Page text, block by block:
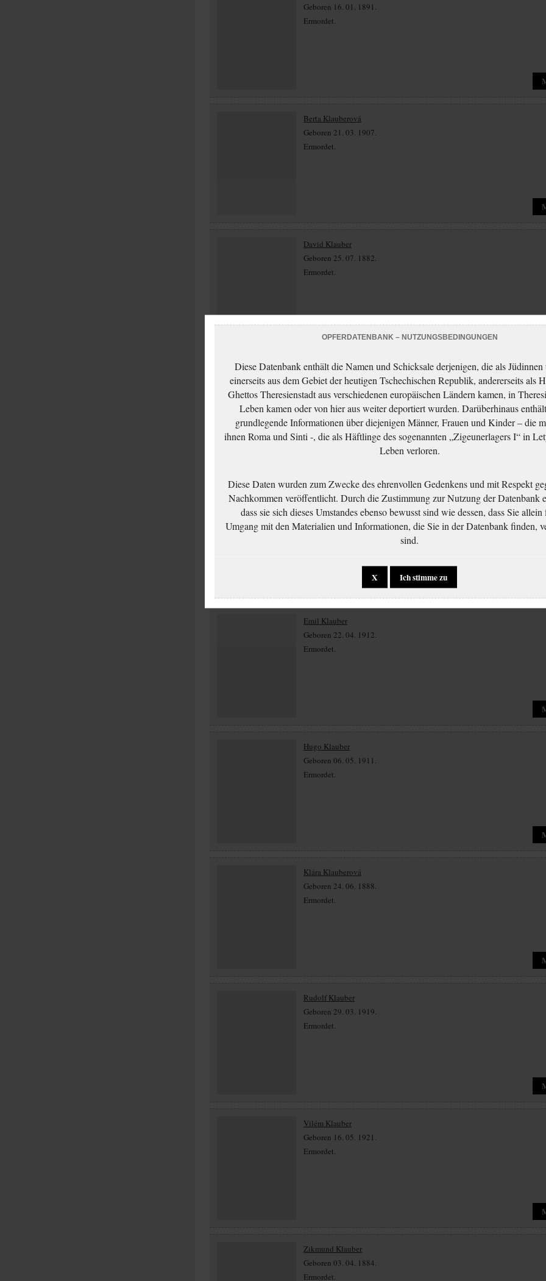
Geboren 16. 01. 1891.
Ermordet.
Berta Klauberová
Geboren 21. 03. 1907.
Ermordet.
David Klauber
Geboren 25. 07. 1882.
Ermordet.
Ema Klauberová
Geboren 23. 10. 1885.
Ermordet.
Emil Klauber
Geboren 10. 02. 1879.
Ermordet.
Emil Klauber
Geboren 22. 04. 1912.
Ermordet.
Hugo Klauber
Geboren 06. 05. 1911.
Ermordet.
Klára Klauberová
Geboren 24. 06. 1888.
Ermordet.
Rudolf Klauber
Geboren 29. 03. 1919.
Ermordet.
Vilém Klauber
Geboren 16. 05. 1921.
Ermordet.
Zikmund Klauber
Geboren 03. 04. 1884.
Ermordet.
OPFERDATENBANK – NUTZUNGSBEDINGUNGEN
Diese Datenbank enthält die Namen und Schicksale derjenigen, die als Jüdinnen
einerseits aus dem Gebiet der heutigen Tschechischen Republik, andererseits als
Ghettos Theresienstadt aus verschiedenen europäischen Ländern kamen, in
Leben kamen oder von hier aus weiter deportiert wurden. Darüberhinaus
grundlegende Informationen über diejenigen Männer, Frauen und Kinder – die
ihnen Roma und Sinti -, die als Häftlinge des sogenannten „Zigeunerlagers I“ in
Leben verloren.
Diese Daten wurden zum Zwecke des ehrenvollen Gedenkens und mit Respekt
Nachkommen veröffentlicht. Durch die Zustimmung zur Nutzung der Datenbank
dass sie sich dieses Umstandes ebenso bewusst sind wie dessen, dass Sie
Umgang mit den Materialien und Informationen, die Sie in der Datenbank finden,
sind.
X Ich stimme zu